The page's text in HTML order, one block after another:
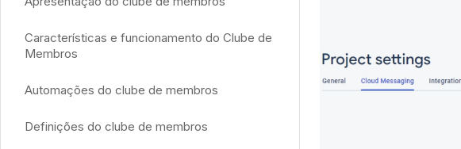
Características e funcionamento do Clube de
Membros
Automações do clube de membros
Definições do clube de membros